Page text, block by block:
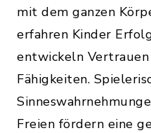
mit dem ganzen
erfahren Kinder
entwickeln
Fähigkeiten.
Freien fördern eine